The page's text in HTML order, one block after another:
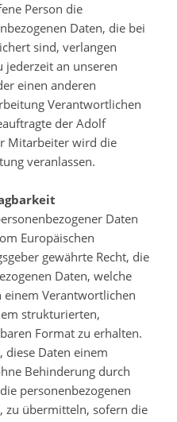
Person die
Daten, die bei
sind, verlangen
jederzeit an unseren
einen anderen
Verantwortlichen
der Adolf
Mitarbeiter wird die
veranlassen.
Daten
Europäischen
gewährte Recht, die
Daten, welche
Verantwortlichen
strukturierten,
Format zu erhalten.
diese Daten einem
Behinderung durch
personenbezogenen
zu übermitteln, sofern die